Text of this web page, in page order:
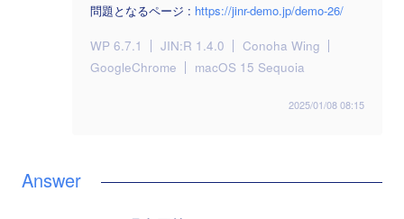
問題となるページ : https://jinr-demo.jp/demo-26/
WP 6.7.1 JIN:R 1.4.0
Conoha Wing
GoogleChrome
macOS 15 Sequoia
2025/01/08 08:15